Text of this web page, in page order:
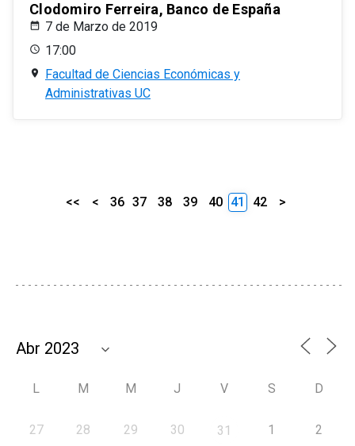
Clodomiro Ferreira, Banco de España
7 de Marzo de 2019
17:00
Facultad de Ciencias Económicas y
Administrativas UC
<< < 36 37 38 39 40 41 42 >
L M M J V S D
27 28 29 30 31 1 2